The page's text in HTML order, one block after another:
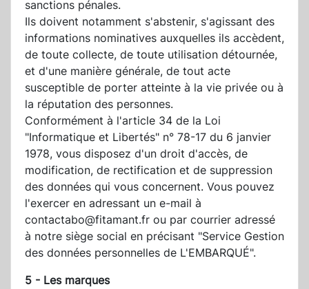
sanctions pénales.
Ils doivent notamment s'abstenir, s'agissant des
informations nominatives auxquelles ils accèdent,
de toute collecte, de toute utilisation détournée,
et d'une manière générale, de tout acte
susceptible de porter atteinte à la vie privée ou à
la réputation des personnes.
Conformément à l'article 34 de la Loi
"Informatique et Libertés" n° 78-17 du 6 janvier
1978, vous disposez d'un droit d'accès, de
modification, de rectification et de suppression
des données qui vous concernent. Vous pouvez
l'exercer en adressant un e-mail à
contactabo@fitamant.fr ou par courrier adressé
à notre siège social en précisant "Service Gestion
des données personnelles de L'EMBARQUÉ".
5 - Les marques